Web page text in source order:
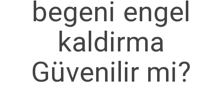
begeni engel
kaldirma
Güvenilir mi?